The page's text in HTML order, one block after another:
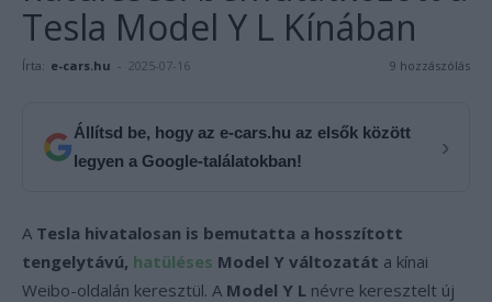
Tesla Model Y L Kínában
Írta: e-cars.hu - 2025-07-16 9 hozzászólás
Állítsd be, hogy az e-cars.hu az elsők között
legyen a Google-találatokban!
›
A Tesla hivatalosan is bemutatta a hosszított
tengelytávú, hatüléses Model Y változatát a kínai
Weibo-oldalán keresztül. A Model Y L névre keresztelt új